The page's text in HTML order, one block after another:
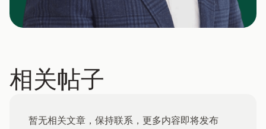
相关帖子
暂无相关文章，保持联系，更多内容即将发布